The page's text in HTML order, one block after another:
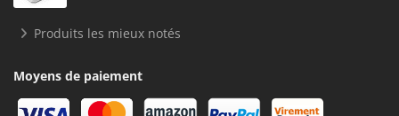
Produits les mieux notés
Moyens de paiement